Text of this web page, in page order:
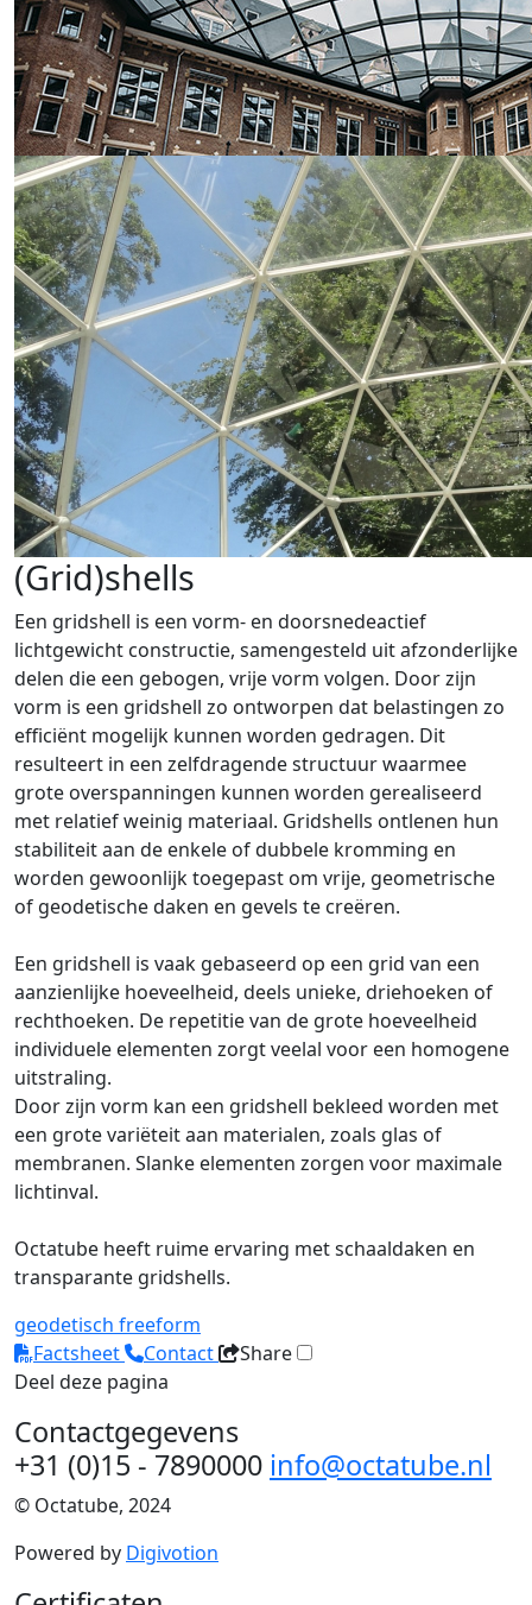
(Grid)shells
Een gridshell is een vorm- en doorsnedeactief
lichtgewicht constructie, samengesteld uit afzonderlijke
delen die een gebogen, vrije vorm volgen. Door zijn
vorm is een gridshell zo ontworpen dat belastingen zo
efficiënt mogelijk kunnen worden gedragen. Dit
resulteert in een zelfdragende structuur waarmee
grote overspanningen kunnen worden gerealiseerd
met relatief weinig materiaal. Gridshells ontlenen hun
stabiliteit aan de enkele of dubbele kromming en
worden gewoonlijk toegepast om vrije, geometrische
of geodetische daken en gevels te creëren.
Een gridshell is vaak gebaseerd op een grid van een
aanzienlijke hoeveelheid, deels unieke, driehoeken of
rechthoeken. De repetitie van de grote hoeveelheid
individuele elementen zorgt veelal voor een homogene
uitstraling.
Door zijn vorm kan een gridshell bekleed worden met
een grote variëteit aan materialen, zoals glas of
membranen. Slanke elementen zorgen voor maximale
lichtinval.
Octatube heeft ruime ervaring met schaaldaken en
transparante gridshells.
geodetisch freeform
Factsheet
Contact
Share
Deel deze pagina
Contactgegevens
+31 (0)15 - 7890000 info@octatube.nl
© Octatube, 2024
Powered by Digivotion